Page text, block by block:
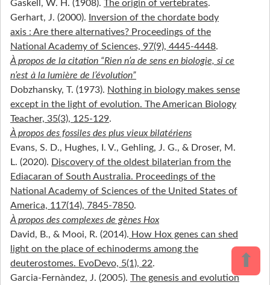
Gaskell, W. H. (1908). The origin of vertebrates.
Gerhart, J. (2000).
Inversion of the chordate body
axis : Are there alternatives? Proceedings of the
National Academy of Sciences, 97(9), 4445‑4448.
À propos de la citation “Rien n’a de sens en biologie, si ce
n’est à la lumière de l’évolution”
Dobzhansky, T. (1973). Nothing in biology makes sense
except in the light of evolution. The American Biology
Teacher, 35(3), 125‑129.
À propos des fossiles des plus vieux bilatériens
Evans, S. D., Hughes, I. V., Gehling, J. G., & Droser, M.
L. (2020). Discovery of the oldest bilaterian from the
Ediacaran of South Australia. Proceedings of the
National Academy of Sciences of the United States of
America, 117(14), 7845‑7850.
À propos des complexes de gènes Hox
David, B., & Mooi, R. (2014). How Hox genes can shed
light on the place of echinoderms among the
deuterostomes. EvoDevo, 5(1), 22.
Garcia-Fernàndez, J. (2005). The genesis and evolution
⬆